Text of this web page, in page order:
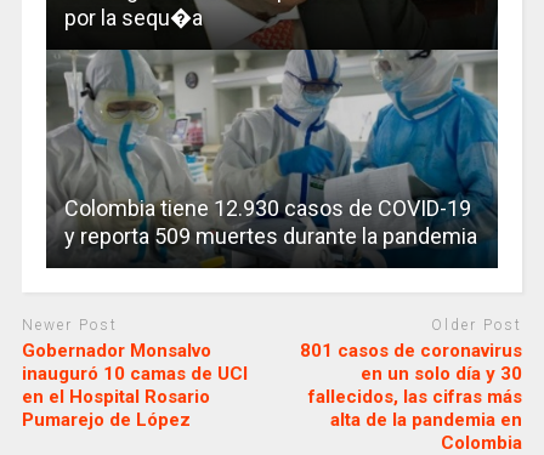
por la sequ�a
Colombia tiene 12.930 casos de COVID-19
y reporta 509 muertes durante la pandemia
Newer Post
Gobernador Monsalvo
inauguró 10 camas de UCI
en el Hospital Rosario
Pumarejo de López
Older Post
801 casos de coronavirus
en un solo día y 30
fallecidos, las cifras más
alta de la pandemia en
Colombia